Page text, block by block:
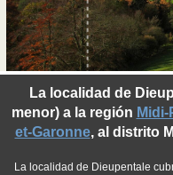
La localidad de
menor) a la región
et-Garonne, al distrito
La localidad de Dieupentale